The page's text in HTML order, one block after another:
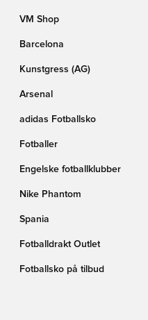
VM Shop
Barcelona
Kunstgress (AG)
Arsenal
adidas Fotballsko
Fotballer
Engelske fotballklubber
Nike Phantom
Spania
Fotballdrakt Outlet
Fotballsko på tilbud